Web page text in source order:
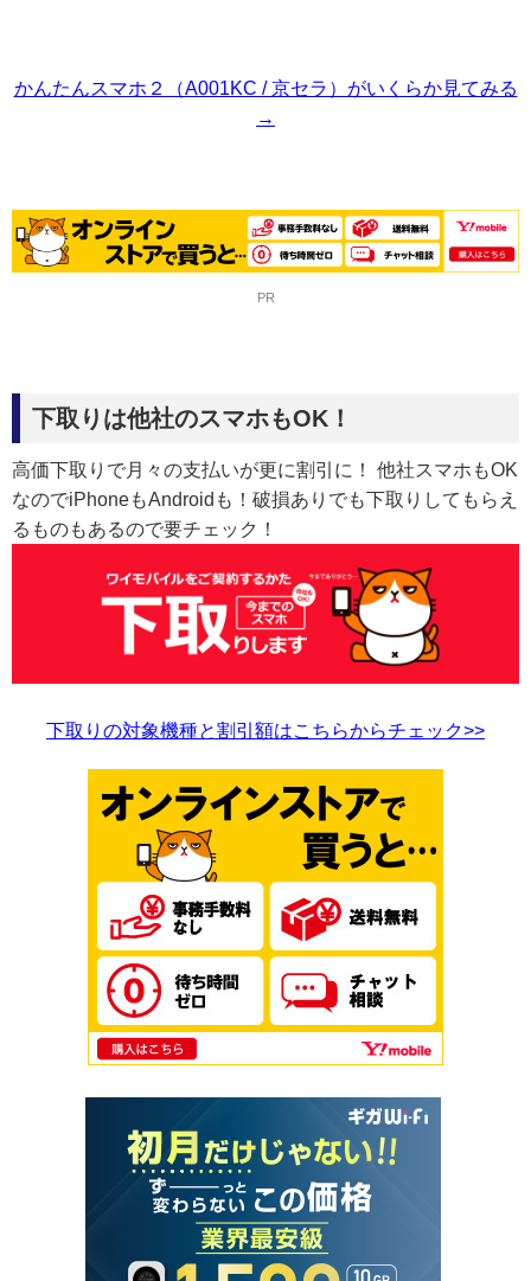
かんたんスマホ２（A001KC / 京セラ）がいくらか見てみる
→
PR
下取りは他社のスマホもOK！
高価下取りで月々の支払いが更に割引に！ 他社スマホもOK
なのでiPhoneもAndroidも！破損ありでも下取りしてもらえ
るものもあるので要チェック！
下取りの対象機種と割引額はこちらからチェック>>